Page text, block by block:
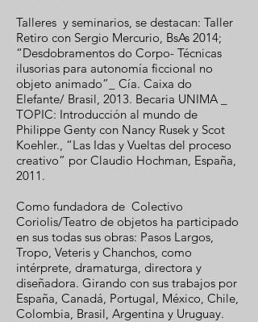
Talleres y seminarios, se destacan: Taller
Retiro con Sergio Mercurio, BsAs 2014;
“Desdobramentos do Corpo- Técnicas
ilusorias para autonomía ficcional no
objeto animado”_ Cía. Caixa do
Elefante/ Brasil, 2013. Becaria UNIMA _
TOPIC: Introducción al mundo de
Philippe Genty con Nancy Rusek y Scot
Koehler., “Las Idas y Vueltas del proceso
creativo” por Claudio Hochman, España,
2011.
Como fundadora de Colectivo
Coriolis/Teatro de objetos ha participado
en sus todas sus obras: Pasos Largos,
Tropo, Veteris y Chanchos, como
intérprete, dramaturga, directora y
diseñadora. Girando con sus trabajos por
España, Canadá, Portugal, México, Chile,
Colombia, Brasil, Argentina y Uruguay.